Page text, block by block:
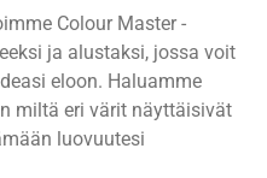
Colour Master -
ja alustaksi, jossa voit
eloon. Haluamme
miltä eri värit näyttäisivät
luovuutesi